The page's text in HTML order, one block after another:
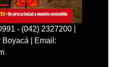
- (042) 2327200 |
Boyacá | Email: